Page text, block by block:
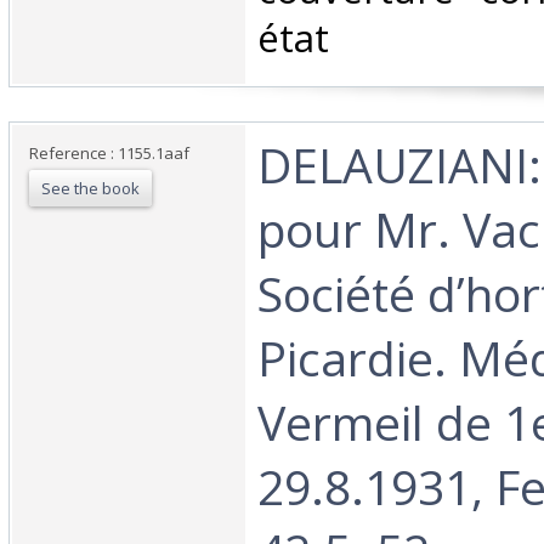
état‎
Reference : 1155.1aaf
See the book
pour Mr.
Société
Picardie.
Vermeil de
29.8.1931,